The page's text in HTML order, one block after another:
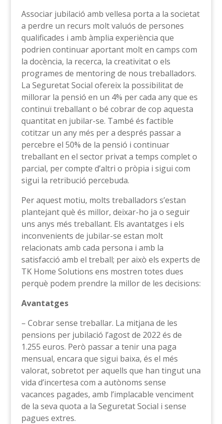
Associar jubilació amb vellesa porta a la societat
a perdre un recurs molt valuós de persones
qualificades i amb àmplia experiència que
podrien continuar aportant molt en camps com
la docència, la recerca, la creativitat o els
programes de mentoring de nous treballadors.
La Seguretat Social ofereix la possibilitat de
millorar la pensió en un 4% per cada any que es
continuï treballant o bé cobrar de cop aquesta
quantitat en jubilar-se. També és factible
cotitzar un any més per a després passar a
percebre el 50% de la pensió i continuar
treballant en el sector privat a temps complet o
parcial, per compte d’altri o pròpia i sigui com
sigui la retribució percebuda.
Per aquest motiu, molts treballadors s’estan
plantejant què és millor, deixar-ho ja o seguir
uns anys més treballant. Els avantatges i els
inconvenients de jubilar-se estan molt
relacionats amb cada persona i amb la
satisfacció amb el treball; per això els experts de
TK Home Solutions ens mostren totes dues
perquè podem prendre la millor de les decisions:
Avantatges
– Cobrar sense treballar. La mitjana de les
pensions per jubilació l’agost de 2022 és de
1.255 euros. Però passar a tenir una paga
mensual, encara que sigui baixa, és el més
valorat, sobretot per aquells que han tingut una
vida d’incertesa com a autònoms sense
vacances pagades, amb l’implacable venciment
de la seva quota a la Seguretat Social i sense
pagues extres.